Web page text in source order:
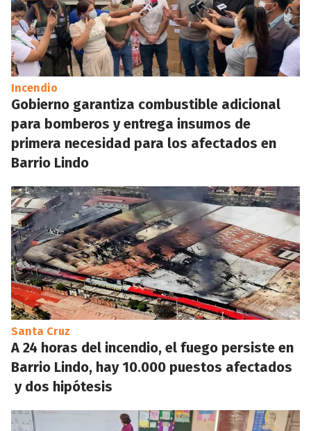
Incendio
Gobierno garantiza combustible adicional
para bomberos y entrega insumos de
primera necesidad para los afectados en
Barrio Lindo
Santa Cruz
A 24 horas del incendio, el fuego persiste en
Barrio Lindo, hay 10.000 puestos afectados
y dos hipótesis